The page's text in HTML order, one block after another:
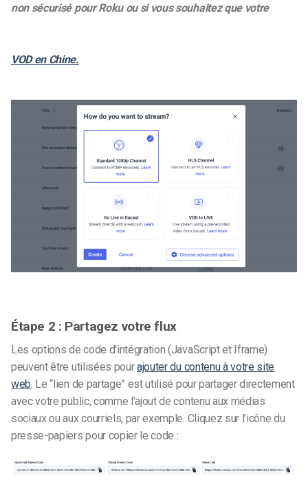
non sécurisé pour Roku ou si vous souhaitez que votre
VOD en Chine.
Étape 2 : Partagez votre flux
Les options de code d’intégration (JavaScript et Iframe)
peuvent être utilisées pourajouter du contenu à votre site
web. Le “lien de partage” est utilisé pour partager directement
avec votre public, comme l’ajout de contenu aux médias
sociaux ou aux courriels, par exemple. Cliquez sur l’icône du
presse-papiers pour copier le code :